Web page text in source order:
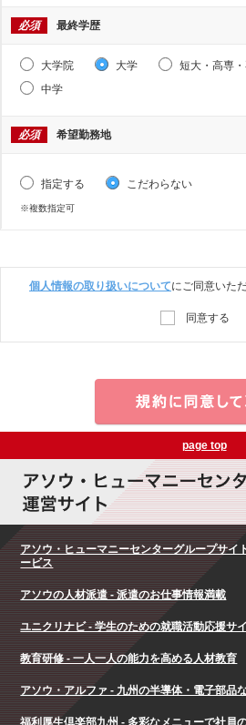
必須 最終学歴
大学院 大学 短大・高専
中学
必須 希望勤務地
指定する こだわらない
※複数指定可
個人情報の取り扱いについてにご同意いた
同意する
page top
アソウ・ヒューマニーセンターグループサイ
ービス
アソウの人材派遣 - 派遣のお仕事情報満載
ユニクリナビ - 学生のための就職活動応援サ
教育研修 - 一人一人の能力を高める人材教育
アソウ・アルファ - 九州の半導体・電子部品
福利厚生倶楽部九州 - 多彩なメニューで社員